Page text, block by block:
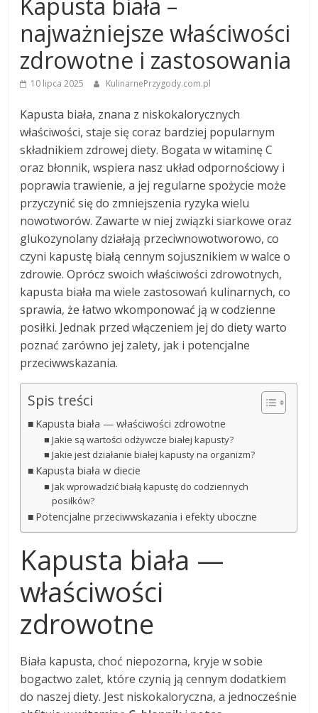
Kapusta biała –
najważniejsze właściwości
zdrowotne i zastosowania
10 lipca 2025 KulinarnePrzygody.com.pl
Kapusta biała, znana z niskokalorycznych
właściwości, staje się coraz bardziej popularnym
składnikiem zdrowej diety. Bogata w witaminę C
oraz błonnik, wspiera nasz układ odpornościowy i
poprawia trawienie, a jej regularne spożycie może
przyczynić się do zmniejszenia ryzyka wielu
nowotworów. Zawarte w niej związki siarkowe oraz
glukozynolany działają przeciwnowotworowo, co
czyni kapustę białą cennym sojusznikiem w walce o
zdrowie. Oprócz swoich właściwości zdrowotnych,
kapusta biała ma wiele zastosowań kulinarnych, co
sprawia, że łatwo wkomponować ją w codzienne
posiłki. Jednak przed włączeniem jej do diety warto
poznać zarówno jej zalety, jak i potencjalne
przeciwwskazania.
Spis treści
Kapusta biała — właściwości zdrowotne
Jakie są wartości odżywcze białej kapusty?
Jakie jest działanie białej kapusty na organizm?
Kapusta biała w diecie
Jak wprowadzić białą kapustę do codziennych
posiłków?
Potencjalne przeciwwskazania i efekty uboczne
Kapusta biała —
właściwości
zdrowotne
Biała kapusta, choć niepozorna, kryje w sobie
bogactwo zalet, które czynią ją cennym dodatkiem
do naszej diety. Jest niskokaloryczna, a jednocześnie